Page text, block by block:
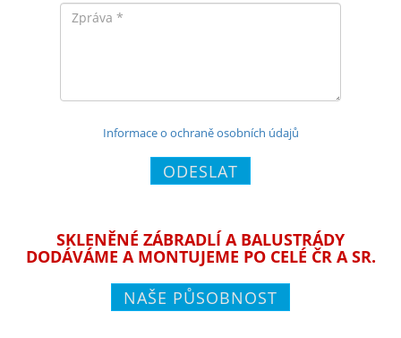
Informace o ochraně osobních údajů
ODESLAT
SKLENĚNÉ ZÁBRADLÍ A BALUSTRÁDY
DODÁVÁME A MONTUJEME PO CELÉ ČR A SR.
NAŠE PŮSOBNOST